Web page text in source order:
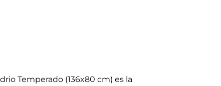
Temperado (136x80 cm) es la